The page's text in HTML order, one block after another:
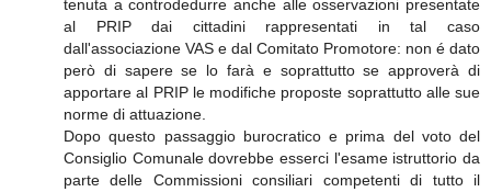
tenuta a controdedurre anche alle osservazioni presentate
al PRIP dai cittadini rappresentati in tal caso
dall'associazione VAS e dal Comitato Promotore: non é dato
però di sapere se lo farà e soprattutto se approverà di
apportare al PRIP le modifiche proposte soprattutto alle sue
norme di attuazione.
Dopo questo passaggio burocratico e prima del voto del
Consiglio Comunale dovrebbe esserci l'esame istruttorio da
parte delle Commissioni consiliari competenti di tutto il